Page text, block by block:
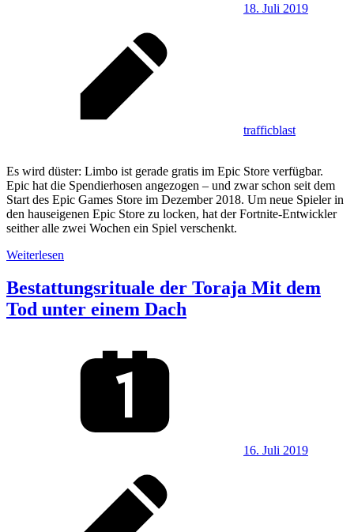
18. Juli 2019
trafficblast
Es wird düster: Limbo ist gerade gratis im Epic Store verfügbar.
Epic hat die Spendierhosen angezogen – und zwar schon seit dem
Start des Epic Games Store im Dezember 2018. Um neue Spieler in
den hauseigenen Epic Store zu locken, hat der Fortnite-Entwickler
seither alle zwei Wochen ein Spiel verschenkt.
Weiterlesen
Bestattungsrituale der Toraja Mit dem
Tod unter einem Dach
16. Juli 2019